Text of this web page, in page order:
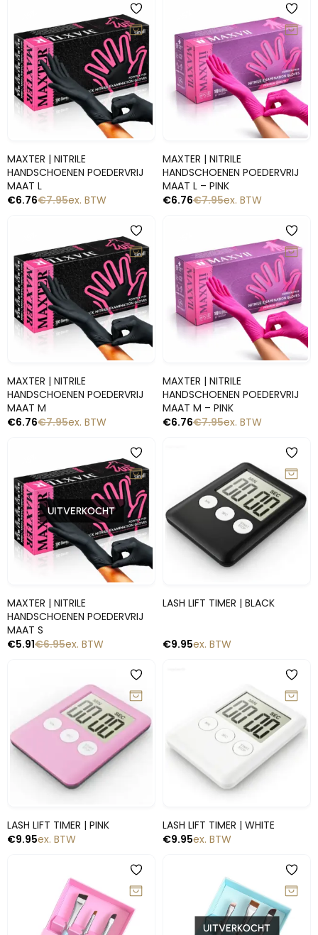
MAXTER | NITRILE
HANDSCHOENEN POEDERVRIJ
MAAT L
€7.95
€6.76 ex. BTW
MAXTER | NITRILE
HANDSCHOENEN POEDERVRIJ
MAAT L – PINK
€7.95
€6.76 ex. BTW
MAXTER | NITRILE
HANDSCHOENEN POEDERVRIJ
MAAT M
€7.95
€6.76 ex. BTW
MAXTER | NITRILE
HANDSCHOENEN POEDERVRIJ
MAAT M – PINK
€7.95
€6.76 ex. BTW
UITVERKOCHT
MAXTER | NITRILE
HANDSCHOENEN POEDERVRIJ
MAAT S
€6.95
€5.91 ex. BTW
LASH LIFT TIMER | BLACK
€9.95ex. BTW
LASH LIFT TIMER | PINK
€9.95ex. BTW
LASH LIFT TIMER | WHITE
€9.95ex. BTW
UITVERKOCHT